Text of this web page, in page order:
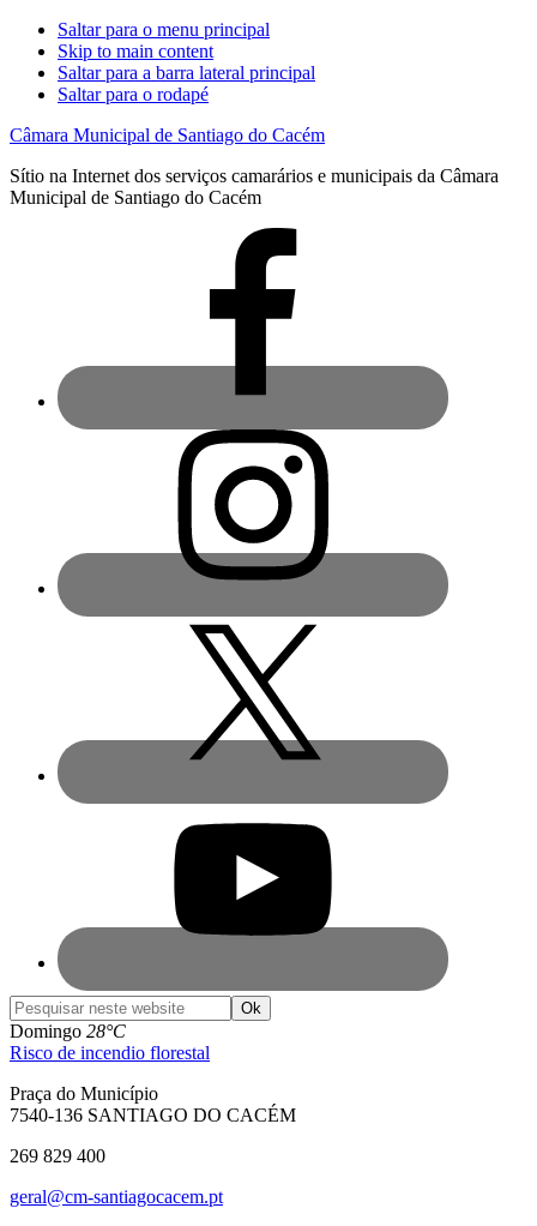
Saltar para o menu principal
Skip to main content
Saltar para a barra lateral principal
Saltar para o rodapé
Câmara Municipal de Santiago do Cacém
Sítio na Internet dos serviços camarários e municipais da Câmara
Municipal de Santiago do Cacém
Pesquisar
neste
website
Domingo 28°C
Risco de incendio florestal
Praça do Município
7540-136 SANTIAGO DO CACÉM
269 829 400
geral@cm-santiagocacem.pt